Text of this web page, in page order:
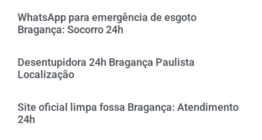
WhatsApp para emergência de esgoto
Bragança: Socorro 24h
Desentupidora 24h Bragança Paulista
Localização
Site oficial limpa fossa Bragança: Atendimento
24h